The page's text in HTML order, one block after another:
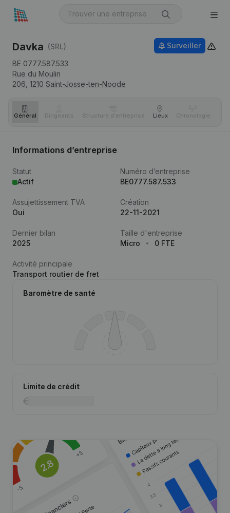
Davka (SRL)
BE 0777.587.533
Rue du Moulin
206, 1210 Saint-Josse-ten-Noode
Surveiller
Général Dirigeants Structure d'entreprise Lieux Chronologie
Informations d’entreprise
Statut
Actif
Numéro d’entreprise
BE0777.587.533
Assujettissement TVA
Oui
Création
22-11-2021
Dernier bilan
2025
Taille d'entreprise
Micro
0 FTE
Activité principale
Transport routier de fret
Baromètre de santé
Limite de crédit